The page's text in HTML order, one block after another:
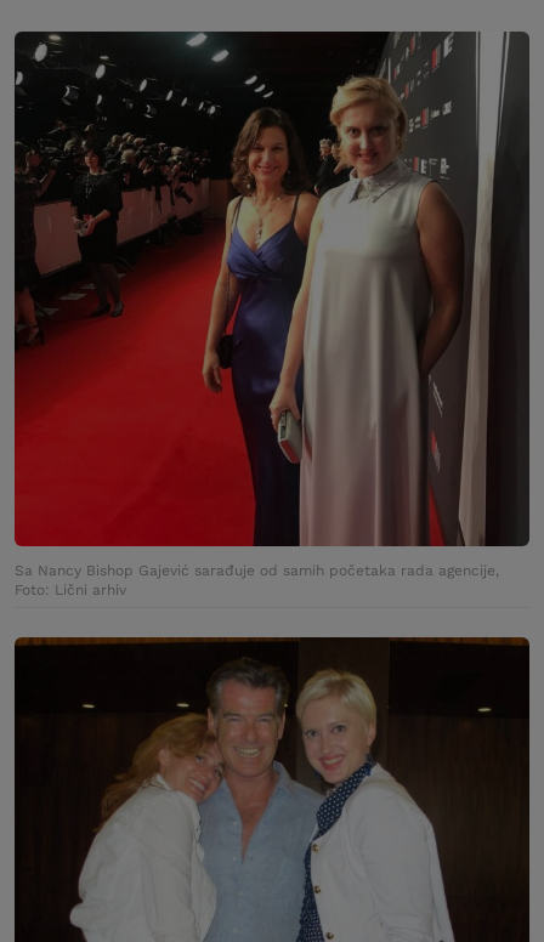
Sa Nancy Bishop Gajević sarađuje od samih početaka rada agencije,
Foto: Lični arhiv